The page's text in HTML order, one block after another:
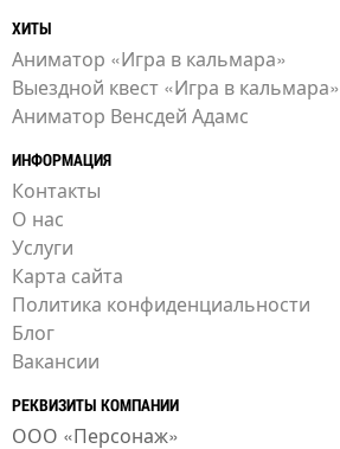
ХИТЫ
Аниматор «Игра в кальмара»
Выездной квест «Игра в кальмара»
Аниматор Венсдей Адамс
ИНФОРМАЦИЯ
Контакты
О нас
Услуги
Карта сайта
Политика конфиденциальности
Блог
Вакансии
РЕКВИЗИТЫ КОМПАНИИ
ООО «Персонаж»